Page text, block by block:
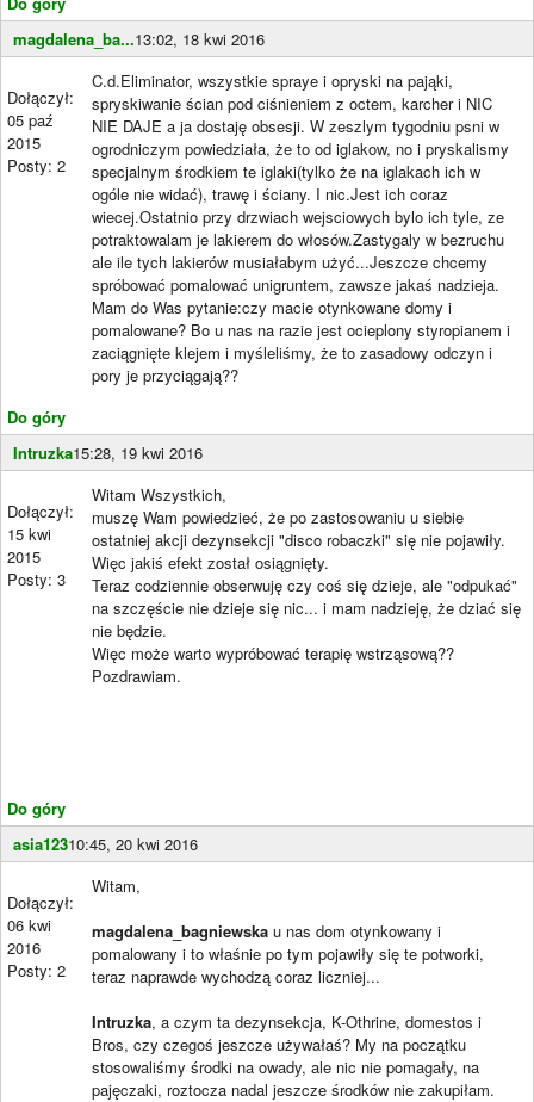
magdalena_ba...13:02, 18 kwi 2016
Dołączył:
05 paź
2015
Posty: 2
Do góry
C.d.Eliminator, wszystkie spraye i opryski na pająki,
spryskiwanie ścian pod ciśnieniem z octem, karcher i NIC
NIE DAJE a ja dostaję obsesji. W zeszlym tygodniu psni w
ogrodniczym powiedziała, że to od iglakow, no i pryskalismy
specjalnym środkiem te iglaki(tylko że na iglakach ich w
ogóle nie widać), trawę i ściany. I nic.Jest ich coraz
wiecej.Ostatnio przy drzwiach wejsciowych bylo ich tyle, ze
potraktowalam je lakierem do włosów.Zastygaly w bezruchu
ale ile tych lakierów musiałabym użyć...Jeszcze chcemy
spróbować pomalować unigruntem, zawsze jakaś nadzieja.
Mam do Was pytanie:czy macie otynkowane domy i
pomalowane? Bo u nas na razie jest ocieplony styropianem i
zaciągnięte klejem i myśleliśmy, że to zasadowy odczyn i
pory je przyciągają??
Intruzka15:28, 19 kwi 2016
Dołączył:
15 kwi
2015
Posty: 3
Do góry
Witam Wszystkich,
muszę Wam powiedzieć, że po zastosowaniu u siebie
ostatniej akcji dezynsekcji "disco robaczki" się nie pojawiły.
Więc jakiś efekt został osiągnięty.
Teraz codziennie obserwuję czy coś się dzieje, ale "odpukać"
na szczęście nie dzieje się nic... i mam nadzieję, że dziać się
nie będzie.
Więc może warto wypróbować terapię wstrząsową??
Pozdrawiam.
asia12310:45, 20 kwi 2016
Dołączył:
06 kwi
2016
Posty: 2
Witam,
magdalena_bagniewska u nas dom otynkowany i
pomalowany i to właśnie po tym pojawiły się te potworki,
teraz naprawde wychodzą coraz liczniej...
Intruzka, a czym ta dezynsekcja, K-Othrine, domestos i
Bros, czy czegoś jeszcze używałaś? My na początku
stosowaliśmy środki na owady, ale nic nie pomagały, na
pajęczaki, roztocza nadal jeszcze środków nie zakupiłam.